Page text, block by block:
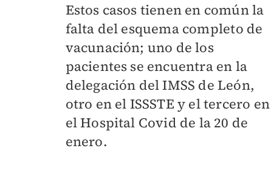
Estos casos tienen en común la
falta del esquema completo de
vacunación; uno de los
pacientes se encuentra en la
delegación del IMSS de León,
otro en el ISSSTE y el tercero en
el Hospital Covid de la 20 de
enero.